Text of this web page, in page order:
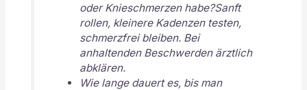
oder Knieschmerzen habe?Sanft
rollen, kleinere Kadenzen testen,
schmerzfrei bleiben. Bei
anhaltenden Beschwerden ärztlich
abklären.
Wie lange dauert es, bis man